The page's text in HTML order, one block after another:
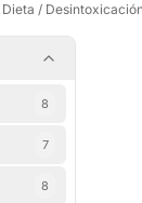
Dieta /
8
7
8